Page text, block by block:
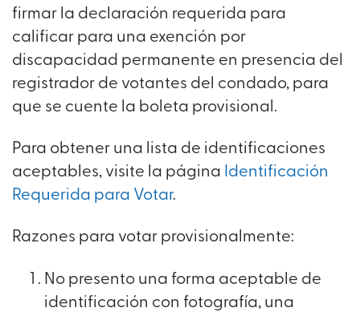
firmar la declaración requerida para
calificar para una exención por
discapacidad permanente en presencia del
registrador de votantes del condado, para
que se cuente la boleta provisional.
Para obtener una lista de identificaciones
aceptables, visite la página Identificación
Requerida para Votar.
Razones para votar provisionalmente:
No presento una forma aceptable de
identificación con fotografía, una